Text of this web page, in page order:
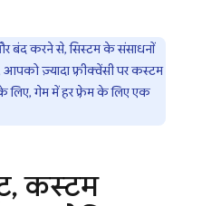
बंद करने से, सिस्टम के संसाधनों
ज़्यादा फ़्रीक्वेंसी पर कस्टम
के लिए, गेम में हर फ़्रेम के लिए एक
,कस्टम